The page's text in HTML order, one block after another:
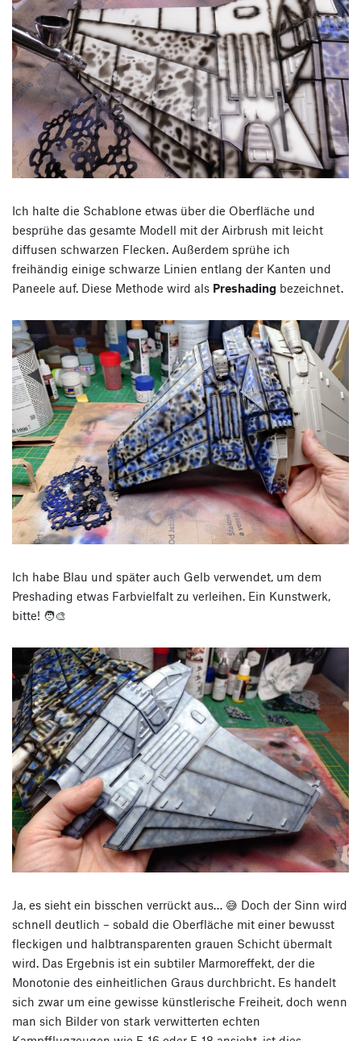
Ich halte die Schablone etwas über die Oberfläche und
besprühe das gesamte Modell mit der Airbrush mit leicht
diffusen schwarzen Flecken. Außerdem sprühe ich
freihändig einige schwarze Linien entlang der Kanten und
Paneele auf. Diese Methode wird als Preshading bezeichnet.
Ich habe Blau und später auch Gelb verwendet, um dem
Preshading etwas Farbvielfalt zu verleihen. Ein Kunstwerk,
bitte! 🧑‍🎨
Ja, es sieht ein bisschen verrückt aus… 😅 Doch der Sinn wird
schnell deutlich – sobald die Oberfläche mit einer bewusst
fleckigen und halbtransparenten grauen Schicht übermalt
wird. Das Ergebnis ist ein subtiler Marmoreffekt, der die
Monotonie des einheitlichen Graus durchbricht. Es handelt
sich zwar um eine gewisse künstlerische Freiheit, doch wenn
man sich Bilder von stark verwitterten echten